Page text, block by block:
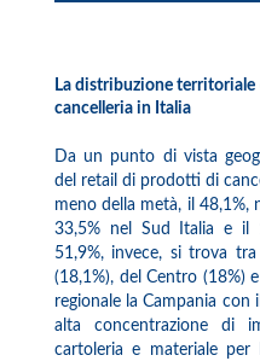
La distribuzione
cancelleria in Italia
Da un punto di vista
del retail di prodotti di
meno della metà, il 48,1%,
33,5% nel Sud Italia e il
51,9%, invece, si trova
(18,1%), del Centro (18%)
regionale la Campania
alta concentrazione di
cartoleria e materiale per